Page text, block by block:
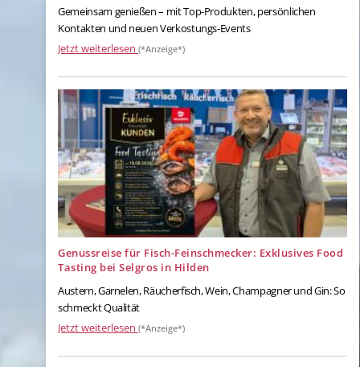
Gemeinsam genießen – mit Top-Produkten, persönlichen
Kontakten und neuen Verkostungs-Events
Jetzt weiterlesen (*Anzeige*)
Genussreise für Fisch-Feinschmecker: Exklusives Food
Tasting bei Selgros in Hilden
Austern, Garnelen, Räucherfisch, Wein, Champagner und Gin: So
schmeckt Qualität
Jetzt weiterlesen (*Anzeige*)